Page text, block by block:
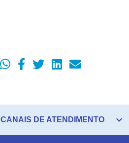
CANAIS DE ATENDIMENTO expand_more